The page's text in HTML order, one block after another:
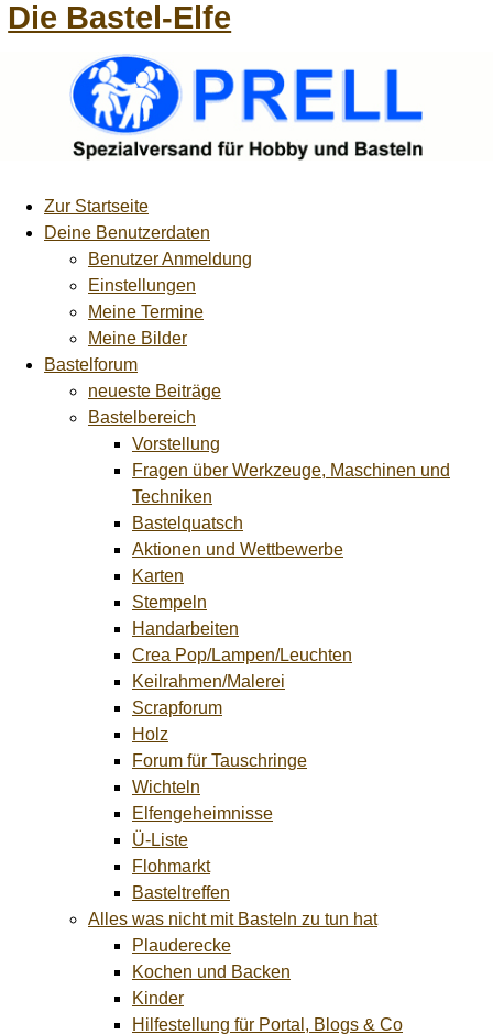
Die Bastel-Elfe
Zur Startseite
Deine Benutzerdaten
Benutzer Anmeldung
Einstellungen
Meine Termine
Meine Bilder
Bastelforum
neueste Beiträge
Bastelbereich
Vorstellung
Fragen über Werkzeuge, Maschinen und
Techniken
Bastelquatsch
Aktionen und Wettbewerbe
Karten
Stempeln
Handarbeiten
Crea Pop/Lampen/Leuchten
Keilrahmen/Malerei
Scrapforum
Holz
Forum für Tauschringe
Wichteln
Elfengeheimnisse
Ü-Liste
Flohmarkt
Basteltreffen
Alles was nicht mit Basteln zu tun hat
Plauderecke
Kochen und Backen
Kinder
Hilfestellung für Portal, Blogs & Co